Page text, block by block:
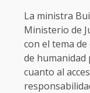
La ministra
Ministerio de
con el tema
de humanidad
cuanto al